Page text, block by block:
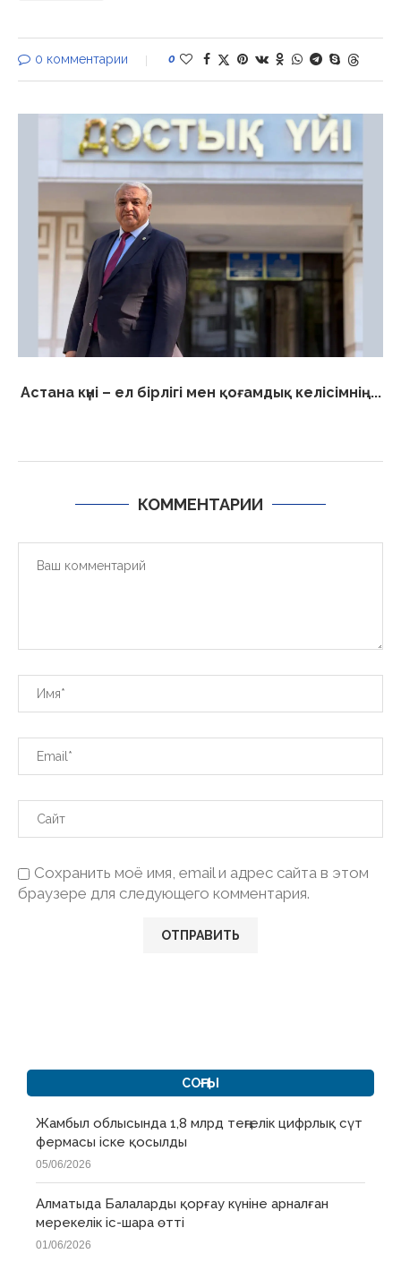
0 комментарии 0
Астана күні – ел бірлігі мен қоғамдық келісімнің...
КОММЕНТАРИИ
Сохранить моё имя, email и адрес сайта в этом
браузере для следующего комментария.
СОҢҒЫ
Жамбыл облысында 1,8 млрд теңгелік цифрлық сүт
фермасы іске қосылды
05/06/2026
Алматыда Балаларды қорғау күніне арналған
мерекелік іс-шара өтті
01/06/2026